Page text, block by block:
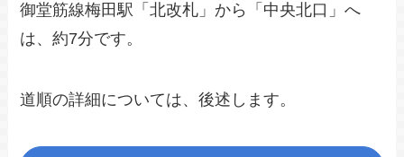
御堂筋線梅田駅「北改札」から「中央北口」へ
は、約7分です。
道順の詳細については、後述します。